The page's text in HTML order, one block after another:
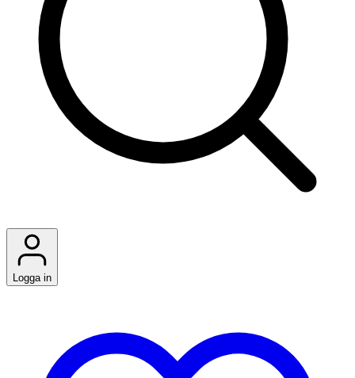
Logga in